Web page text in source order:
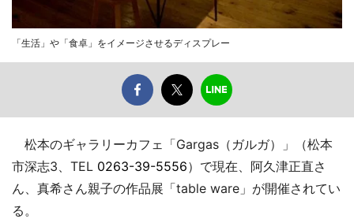
「生活」や「食卓」をイメージさせるディスプレー
松本のギャラリーカフェ「Gargas（ガルガ）」（松本
市深志3、TEL 0263-39-5556）で現在、阿久津正直さ
ん、真希さん親子の作品展「table ware」が開催されてい
る。